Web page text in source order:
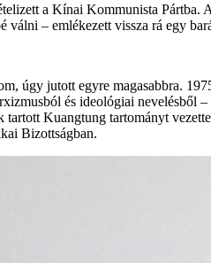
a Kínai Kommunista Pártba.
válni – emlékezett vissza rá egy
úgy jutott egyre magasabbra.
és ideológiai nevelésből
tartott Kuangtung tartományt
Bizottságban.